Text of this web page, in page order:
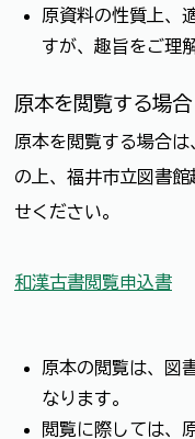
原資料の性質上、
すが、趣旨をご理
原本を閲覧する場合
原本を閲覧する場合
の上、福井市立図書
せください。
和漢古書閲覧申込書
原本の閲覧は、図
なります。
閲覧に際しては、